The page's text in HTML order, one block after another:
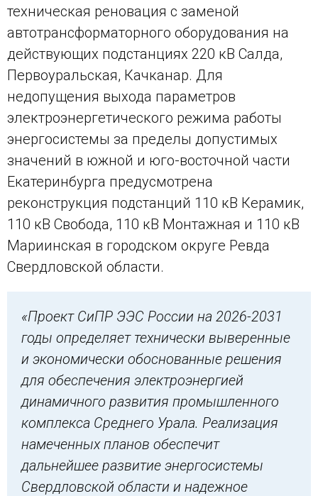
техническая реновация с заменой
автотрансформаторного оборудования на
действующих подстанциях 220 кВ Салда,
Первоуральская, Качканар. Для
недопущения выхода параметров
электроэнергетического режима работы
энергосистемы за пределы допустимых
значений в южной и юго-восточной части
Екатеринбурга предусмотрена
реконструкция подстанций 110 кВ Керамик,
110 кВ Свобода, 110 кВ Монтажная и 110 кВ
Мариинская в городском округе Ревда
Свердловской области.
«Проект СиПР ЭЭС России на 2026-2031
годы определяет технически выверенные
и экономически обоснованные решения
для обеспечения электроэнергией
динамичного развития промышленного
комплекса Среднего Урала. Реализация
намеченных планов обеспечит
дальнейшее развитие энергосистемы
Свердловской области и надежное